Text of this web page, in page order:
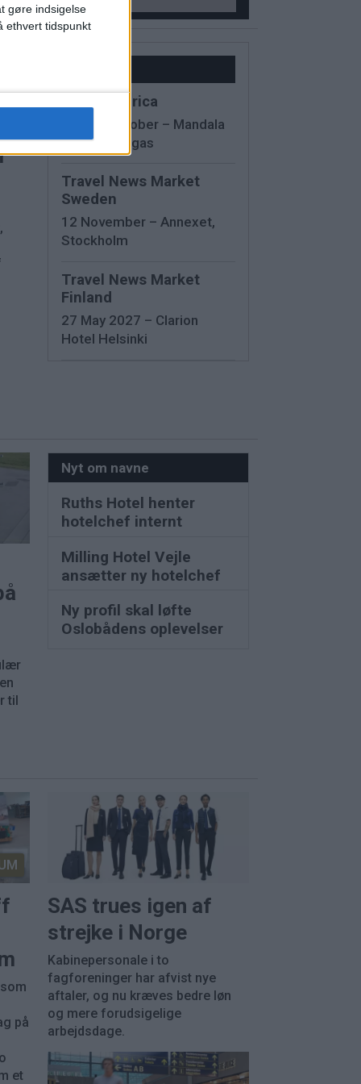
gøre indsigelse
ethvert tidspunkt
IMEX America
13 - 15 October – Mandala
Bay, Las Vegas
Travel News Market
Sweden
12 November – Annexet,
Stockholm
Travel News Market
Finland
27 May 2027 – Clarion
Hotel Helsinki
til
Nyt om navne
Ruths Hotel henter
hotelchef internt
Milling Hotel Vejle
ansætter ny hotelchef
Ny profil skal løfte
Oslobådens oplevelser
på
et
SAS trues igen af
strejke i Norge
Kabinepersonale i to
fagforeninger har afvist nye
aftaler, og nu kræves bedre løn
og mere forudsigelige
arbejdsdage.